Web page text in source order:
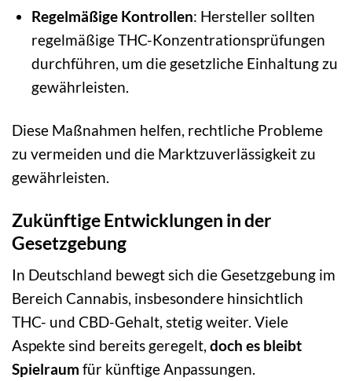
Regelmäßige Kontrollen: Hersteller sollten
regelmäßige THC-Konzentrationsprüfungen
durchführen, um die gesetzliche Einhaltung zu
gewährleisten.
Diese Maßnahmen helfen, rechtliche Probleme
zu vermeiden und die Marktzuverlässigkeit zu
gewährleisten.
Zukünftige Entwicklungen in der
Gesetzgebung
In Deutschland bewegt sich die Gesetzgebung im
Bereich Cannabis, insbesondere hinsichtlich
THC- und CBD-Gehalt, stetig weiter. Viele
Aspekte sind bereits geregelt, doch es bleibt
Spielraum für künftige Anpassungen.